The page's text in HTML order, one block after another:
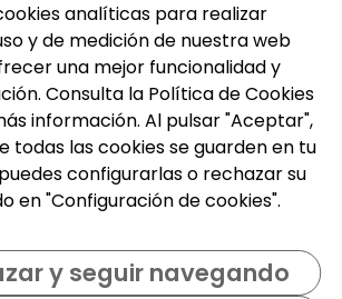
y fomentar la inclusión
vulnerables.
analíticas para realizar
y de medición de nuestra web
una mejor funcionalidad y
Consulta la Política de Cookies
información. Al pulsar "Aceptar",
todas las cookies se guarden en tu
configurarlas o rechazar su
en "Configuración de cookies".
y seguir navegando